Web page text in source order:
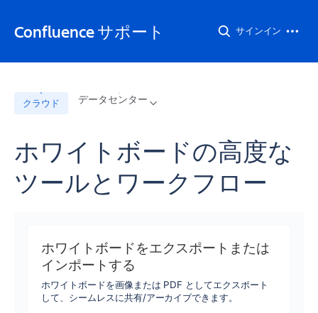
Confluence サポート サインイン
クラウド データセンター
ホワイトボードの高度な
ツールとワークフロー
ホワイトボードをエクスポートまたは
インポートする
ホワイトボードを画像または PDF としてエクスポート
して、シームレスに共有/アーカイブできます。